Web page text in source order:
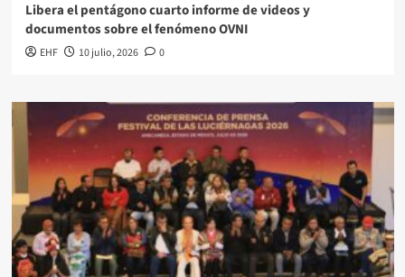
Libera el pentágono cuarto informe de videos y
documentos sobre el fenómeno OVNI
EHF 10 julio, 2026 0